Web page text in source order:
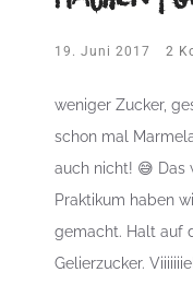
19. Juni 2017 2
weniger Zucker,
schon mal
auch nicht! 😅 Das
Praktikum haben
gemacht. Halt auf
Gelierzucker.